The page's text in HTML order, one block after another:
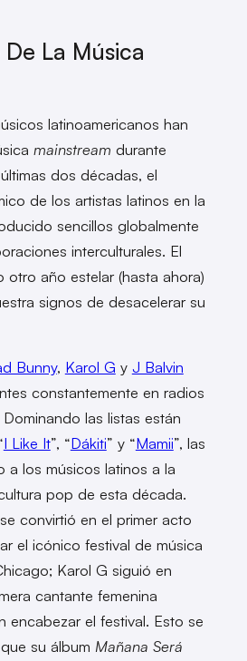
La Música
latinoamericanos han
mainstream durante
dos décadas, el
de los artistas latinos en la
sencillos globalmente
interculturales. El
otro año estelar (hasta ahora)
signos de desacelerar su
Bunny, Karol G y J Balvin
constantemente en radios
las listas están
I Like It”, “Dákiti” y “Mamii”, las
a los músicos latinos a la
pop de esta década.
convirtió en el primer acto
el icónico festival de música
Karol G siguió en
cantante femenina
encabezar el festival. Esto se
su álbum Mañana Será